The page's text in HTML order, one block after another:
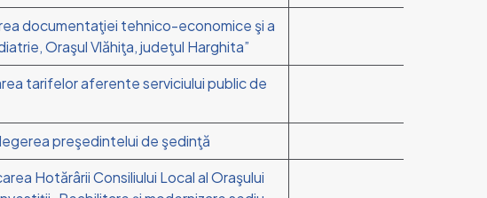
documentaţiei tehnico-economice şi a
Oraşul Vlăhiţa, judeţul Harghita”
tarifelor aferente serviciului public de
preşedintelui de şedinţă
Hotărârii Consiliului Local al Oraşului